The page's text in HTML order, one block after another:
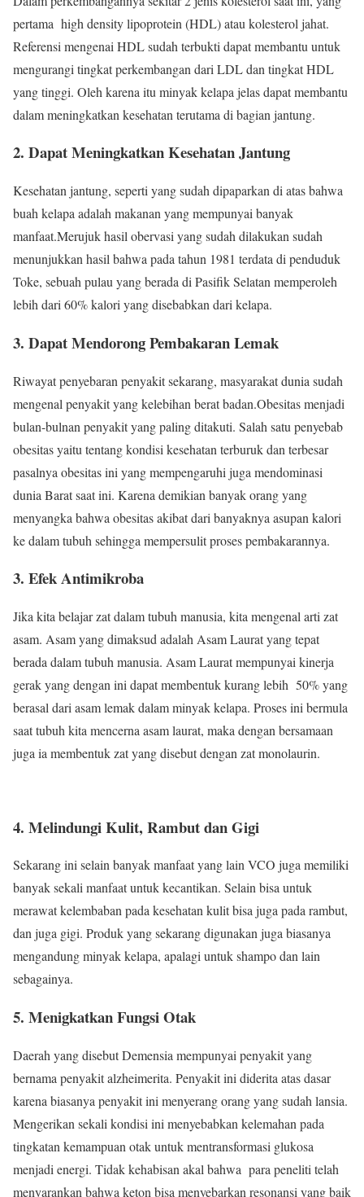
pertama high density lipoprotein (HDL) atau kolesterol jahat.
Referensi mengenai HDL sudah terbukti dapat membantu untuk
mengurangi tingkat perkembangan dari LDL dan tingkat HDL
yang tinggi. Oleh karena itu minyak kelapa jelas dapat membantu
dalam meningkatkan kesehatan terutama di bagian jantung.
2. Dapat Meningkatkan Kesehatan Jantung
Kesehatan jantung, seperti yang sudah dipaparkan di atas bahwa
buah kelapa adalah makanan yang mempunyai banyak
manfaat.Merujuk hasil obervasi yang sudah dilakukan sudah
menunjukkan hasil bahwa pada tahun 1981 terdata di penduduk
Toke, sebuah pulau yang berada di Pasifik Selatan memperoleh
lebih dari 60% kalori yang disebabkan dari kelapa.
3. Dapat Mendorong Pembakaran Lemak
Riwayat penyebaran penyakit sekarang, masyarakat dunia sudah
mengenal penyakit yang kelebihan berat badan.Obesitas menjadi
bulan-bulnan penyakit yang paling ditakuti. Salah satu penyebab
obesitas yaitu tentang kondisi kesehatan terburuk dan terbesar
pasalnya obesitas ini yang mempengaruhi juga mendominasi
dunia Barat saat ini. Karena demikian banyak orang yang
menyangka bahwa obesitas akibat dari banyaknya asupan kalori
ke dalam tubuh sehingga mempersulit proses pembakarannya.
3. Efek Antimikroba
Jika kita belajar zat dalam tubuh manusia, kita mengenal arti zat
asam. Asam yang dimaksud adalah Asam Laurat yang tepat
berada dalam tubuh manusia. Asam Laurat mempunyai kinerja
gerak yang dengan ini dapat membentuk kurang lebih 50% yang
berasal dari asam lemak dalam minyak kelapa. Proses ini bermula
saat tubuh kita mencerna asam laurat, maka dengan bersamaan
juga ia membentuk zat yang disebut dengan zat monolaurin.
4. Melindungi Kulit, Rambut dan Gigi
Sekarang ini selain banyak manfaat yang lain VCO juga memiliki
banyak sekali manfaat untuk kecantikan. Selain bisa untuk
merawat kelembaban pada kesehatan kulit bisa juga pada rambut,
dan juga gigi. Produk yang sekarang digunakan juga biasanya
mengandung minyak kelapa, apalagi untuk shampo dan lain
sebagainya.
5. Menigkatkan Fungsi Otak
Daerah yang disebut Demensia mempunyai penyakit yang
bernama penyakit alzheimerita. Penyakit ini diderita atas dasar
karena biasanya penyakit ini menyerang orang yang sudah lansia.
Mengerikan sekali kondisi ini menyebabkan kelemahan pada
tingkatan kemampuan otak untuk mentransformasi glukosa
menjadi energi. Tidak kehabisan akal bahwa para peneliti telah
menyarankan bahwa keton bisa menyebarkan resonansi yang baik